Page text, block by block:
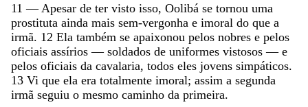
11 — Apesar de ter visto isso, Oolibá se tornou uma
prostituta ainda mais sem-vergonha e imoral do que a
irmã. 12 Ela também se apaixonou pelos nobres e pelos
oficiais assírios— soldados de uniformes vistosos— e
pelos oficiais da cavalaria, todos eles jovens simpáticos.
13 Vi que ela era totalmente imoral; assim a segunda
irmã seguiu o mesmo caminho da primeira.